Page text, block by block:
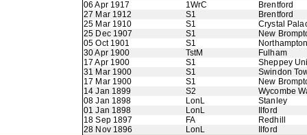
06 Apr 1917
1WrC
Brentford
27 Mar 1912
S1
Brentford
25 Mar 1910
S1
Crystal
25 Dec 1907
S1
New
05 Oct 1901
S1
30 Apr 1900
TstM
Fulham
17 Apr 1900
S1
Sheppey
31 Mar 1900
S1
Swindon
17 Mar 1900
S1
New
14 Jan 1899
S2
Wycombe
08 Jan 1898
LonL
Stanley
01 Jan 1898
LonL
Ilford
18 Sep 1897
FA
Redhill
28 Nov 1896
LonL Ilford